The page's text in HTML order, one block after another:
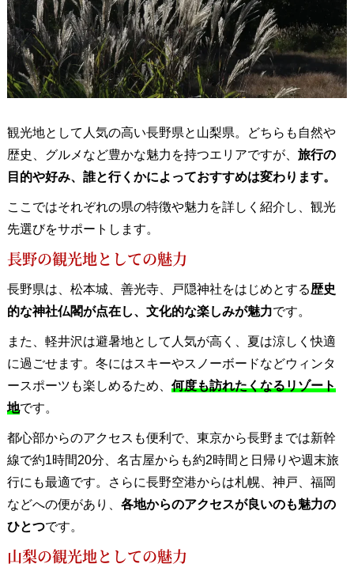
観光地として人気の高い長野県と山梨県。どちらも自然や
歴史、グルメなど豊かな魅力を持つエリアですが、 旅行の
目的や好み、誰と行くかによっておすすめは変わります。
ここではそれぞれの県の特徴や魅力を詳しく紹介し、観光
先選びをサポートします。
長野の観光地としての魅力
長野県は、松本城、善光寺、戸隠神社をはじめとする歴史
的な神社仏閣が点在し、文化的な楽しみが魅力です。
また、軽井沢は避暑地として人気が高く、夏は涼しく快適
に過ごせます。冬にはスキーやスノーボードなどウィンタ
ースポーツも楽しめるため、 何度も訪れたくなるリゾート
地です。
都心部からのアクセスも便利で、東京から長野までは新幹
線で約1時間20分、名古屋からも約2時間と日帰りや週末旅
行にも最適です。さらに長野空港からは札幌、神戸、福岡
などへの便があり、 各地からのアクセスが良いのも魅力の
ひとつです。
山梨の観光地としての魅力